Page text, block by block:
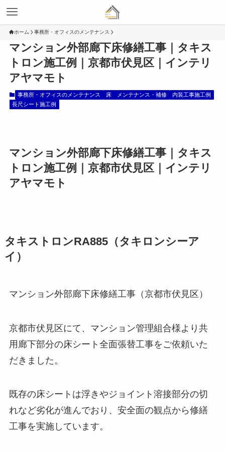
ホーム 事務所・オフィスのメンテナンス
マンション外部廊下床修繕工事｜タキス
トロン施工例｜京都市伏見区｜インテリ
アヤマモト
事務所・オフィスのメンテナンス 床 メンテナンス・補修
内装工事施工例
長尺シート施工例
マンション外部廊下床修繕工事｜タキス
トロン施工例｜京都市伏見区｜インテリ
アヤマモト
タキストロンRA885（タキロンシーア
イ）
マンション外部廊下床修繕工事（京都市伏見区）
京都市伏見区にて、マンション管理組合様より共
用廊下部分の床シート全面張替工事をご依頼いた
だきました。
既存の床シートは浮きやジョイント溶接部分の切
れなど劣化が進んでおり、安全面の観点から修繕
工事を実施しています。